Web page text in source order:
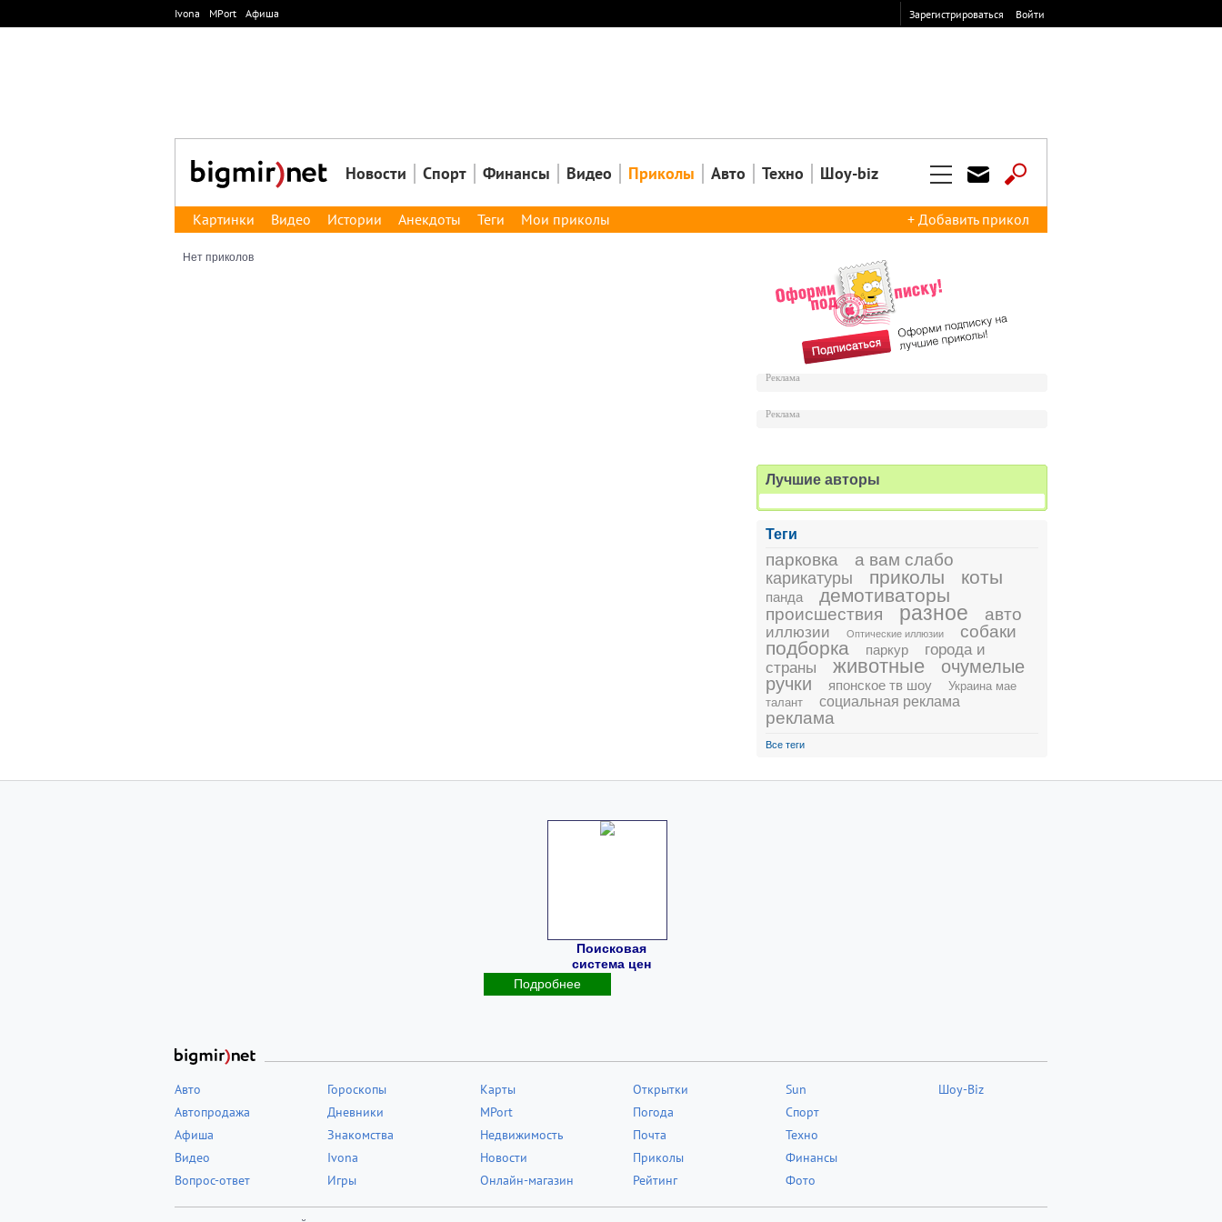
Закрыть
Ivona MPort Афиша Зарегистрироваться Войти
Новости Спорт Финансы Видео Приколы Авто Техно Шоу-biz
Картинки Видео Истории Анекдоты Теги Мои приколы + Добавить прикол
Нет приколов
Реклама
Реклама
Лучшие авторы
Теги
парковка а вам слабо
карикатуры приколы коты
панда демотиваторы
происшествия разное авто
иллюзии Оптические иллюзии собаки
подборка паркур
города и
страны
животные
очумелые
ручки
японское тв шоу
Украина мае
талант
социальная реклама
реклама
Все теги
Поисковая
система цен
Подробнее
Авто
Автопродажа
Афиша
Видео
Вопрос-ответ
Гороскопы
Дневники
Знакомства
Ivona
Игры
Карты
MPort
Недвижимость
Новости
Онлайн-магазин
Открытки
Погода
Почта
Приколы
Рейтинг
Sun
Спорт
Техно
Финансы
Фото
Шоу-Biz